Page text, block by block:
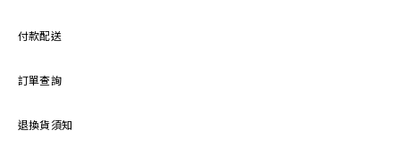
付款配送
訂單查詢
退換貨須知